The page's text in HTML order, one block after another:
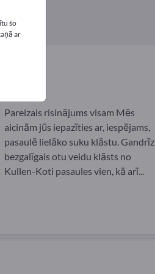
Pareizais risinājums visam Mēs
aicinām jūs iepazīties ar, iespējams,
pasaulē lielāko suku klāstu. Gandrīz
bezgalīgais otu veidu klāsts no
Kullen-Koti pasaules vien, kā arī...
šo
ar